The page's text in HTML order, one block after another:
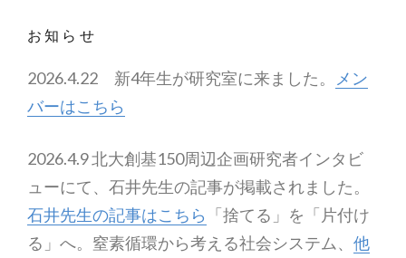
お知らせ
2026.4.22 新4年生が研究室に来ました。
メン
バーはこちら
2026.4.9 北大創基150周辺企画研究者インタビ
ューにて、石井先生の記事が掲載されました。
石井先生の記事はこちら 「捨てる」を「片付け
る」へ。窒素循環から考える社会システム、 他